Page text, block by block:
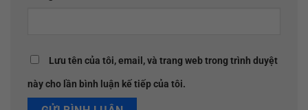
Lưu tên của tôi, email, và trang web trong trình duyệt
này cho lần bình luận kế tiếp của tôi.